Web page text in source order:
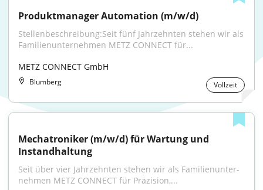
Produktmanager Automation (m/w/d)
Stellenbeschreibung:Seit fünf Jahrzehnten stehen wir als
Familienunternehmen METZ CONNECT für...
METZ CONNECT GmbH
Blumberg Vollzeit
Mechatroniker (m/w/d) für Wartung und
Instandhaltung
Seit über vier Jahrzehnten stehen wir als Familien­unter­
nehmen METZ CONNECT für Präzision,...